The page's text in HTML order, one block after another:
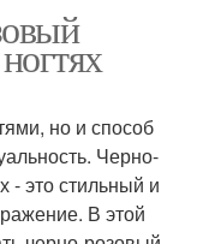
но и способ
Черно-
- это стильный и
В этой